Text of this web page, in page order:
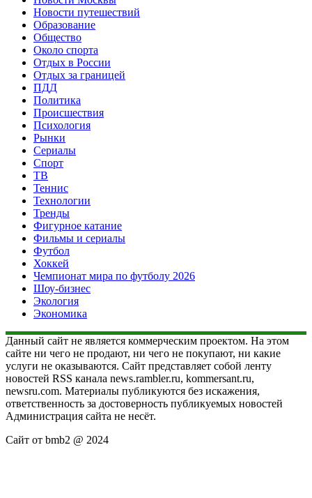
Новости путешествий
Образование
Общество
Около спорта
Отдых в России
Отдых за границей
ПДД
Политика
Происшествия
Психология
Рынки
Сериалы
Спорт
ТВ
Теннис
Технологии
Тренды
Фигурное катание
Фильмы и сериалы
Футбол
Хоккей
Чемпионат мира по футболу 2026
Шоу-бизнес
Экология
Экономика
Данный сайт не является коммерческим проектом. На этом
сайте ни чего не продают, ни чего не покупают, ни какие
услуги не оказываются. Сайт представляет собой ленту
новостей RSS канала news.rambler.ru, kommersant.ru,
newsru.com. Материалы публикуются без искажения,
ответственность за достоверность публикуемых новостей
Администрация сайта не несёт.
Сайт от bmb2 @ 2024